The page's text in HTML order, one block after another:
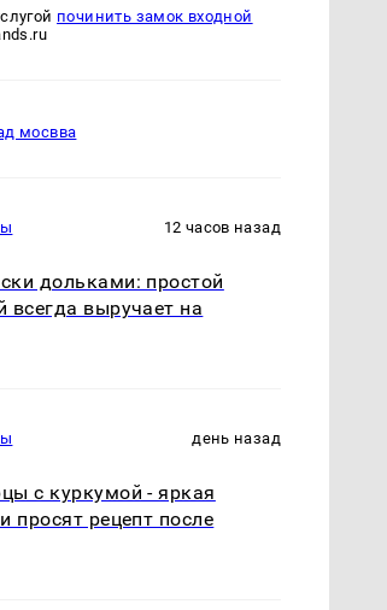
починить замок входной
мосвва
12 часов назад
дольками: простой
всегда выручает на
день назад
с куркумой - яркая
просят рецепт после